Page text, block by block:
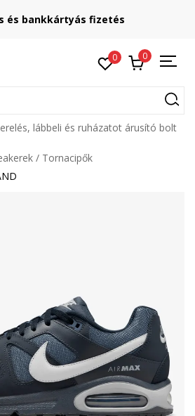
és bankkártyás fizetés
0 0
lábbeli és ruházatot árusító bolt
Tornacipők